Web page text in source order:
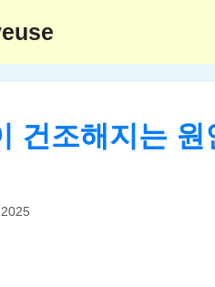
건조해지는